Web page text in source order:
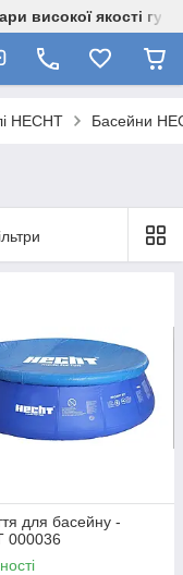
високої якості
HECHT Басейни
для басейну -
000036